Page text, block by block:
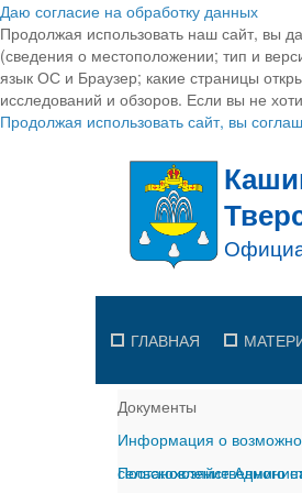
Даю согласие на обработку данных
Продолжая использовать наш сайт, вы
(сведения о местоположении; тип и
язык ОС и Браузер; какие страницы
исследований и обзоров. Если вы не
Продолжая использовать сайт, вы
ГЛАВНАЯ
Документы
Информация о
сельскохозяйственного
Постановление